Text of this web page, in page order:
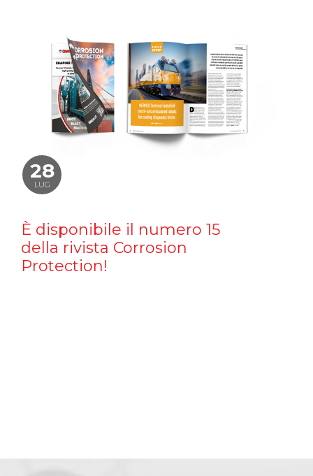
28
LUG
È disponibile il numero 15
della rivista Corrosion
Protection!